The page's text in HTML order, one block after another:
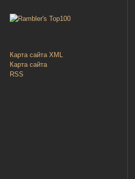
Карта сайта XML
Карта сайта
RSS